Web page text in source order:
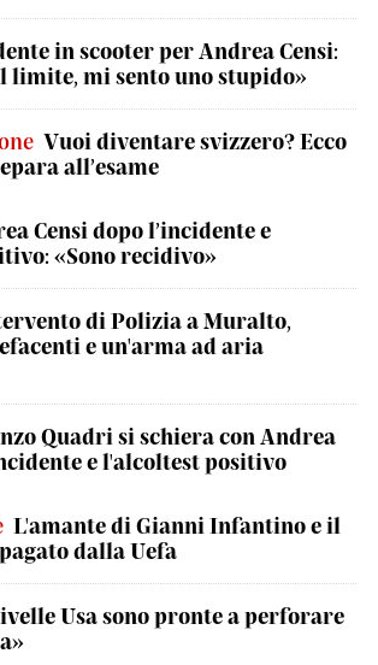
in scooter per Andrea Censi:
limite, mi sento uno stupido»
Vuoi diventare svizzero? Ecco
all’esame
Censi dopo l’incidente e
«Sono recidivo»
di Polizia a Muralto,
e un'arma ad aria
Quadri si schiera con Andrea
e l'alcoltest positivo
L'amante di Gianni Infantino e il
dalla Uefa
Usa sono pronte a perforare